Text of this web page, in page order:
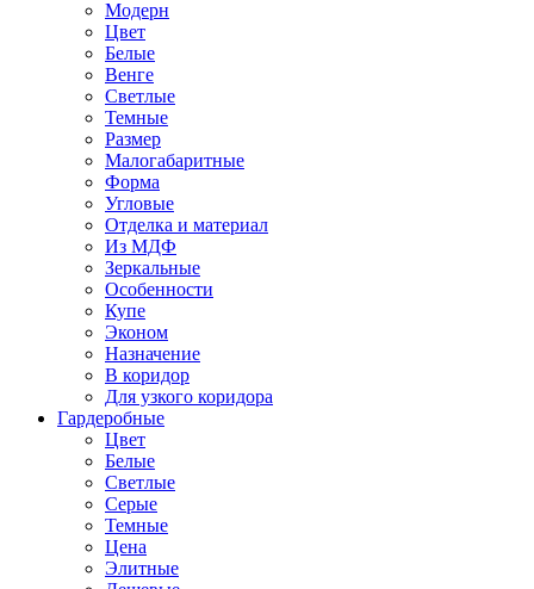
Модерн
Цвет
Белые
Венге
Светлые
Темные
Размер
Малогабаритные
Форма
Угловые
Отделка и материал
Из МДФ
Зеркальные
Особенности
Купе
Эконом
Назначение
В коридор
Для узкого коридора
Гардеробные
Цвет
Белые
Светлые
Серые
Темные
Цена
Элитные